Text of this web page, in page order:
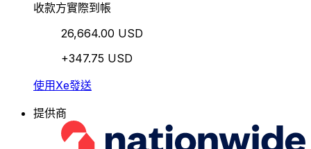
收款方實際到帳
26,664.00 USD
+347.75 USD
使用Xe發送
提供商